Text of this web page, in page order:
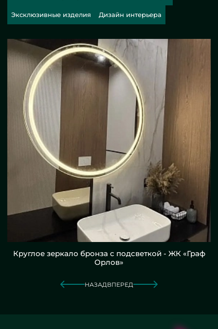
Эксклюзивные изделия Дизайн интерьера
Круглое зеркало бронза с подсветкой - ЖК «Граф
Орлов»
НАЗАД ВПЕРЕД